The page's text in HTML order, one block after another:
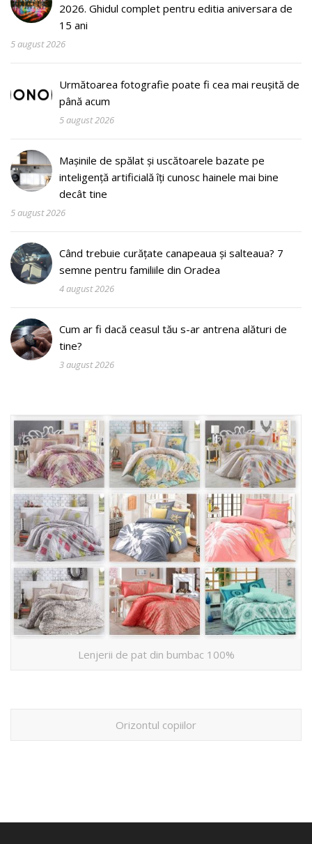
2026. Ghidul complet pentru editia aniversara de
15 ani
5 august 2026
Următoarea fotografie poate fi cea mai reușită de
până acum
5 august 2026
Mașinile de spălat și uscătoarele bazate pe
inteligență artificială îți cunosc hainele mai bine
decât tine
5 august 2026
Când trebuie curățate canapeaua și salteaua? 7
semne pentru familiile din Oradea
4 august 2026
Cum ar fi dacă ceasul tău s-ar antrena alături de
tine?
3 august 2026
Lenjerii de pat din bumbac 100%
Orizontul copiilor